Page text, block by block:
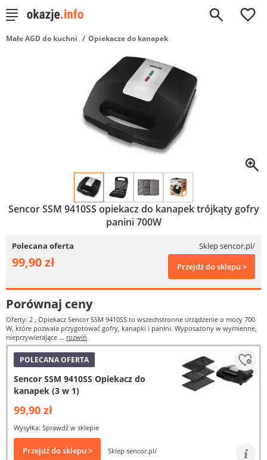
0
Małe AGD do kuchni Opiekacze do kanapek
Sencor SSM 9410SS opiekacz do kanapek trójkąty gofry
panini 700W
Polecana oferta Sklep sencor.pl/
99,90 zł Przejdź do sklepu >
Porównaj ceny
Oferty: 2 , Opiekacz Sencor SSM 9410SS to wszechstronne urządzenie o mocy 700
W, które pozwala przygotować gofry, kanapki i panini. Wyposażony w wymienne,
nieprzywierające ... rozwiń
POLECANA OFERTA
Sencor SSM 9410SS Opiekacz do
kanapek (3 w 1)
99,90 zł
Wysyłka: Sprawdź w sklepie
Przejdź do sklepu > Sklep sencor.pl/